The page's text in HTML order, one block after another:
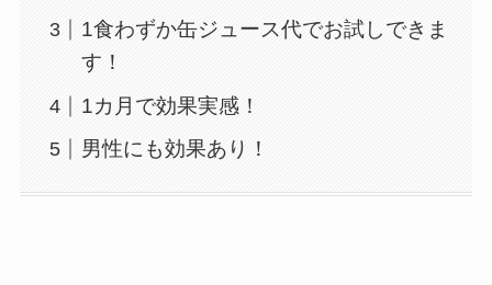
1食わずか缶ジュース代でお試しできま
す！
1カ月で効果実感！
男性にも効果あり！